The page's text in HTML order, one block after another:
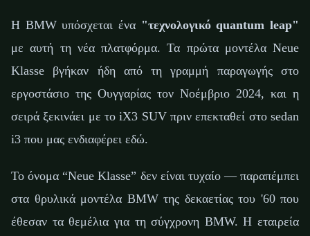
Η BMW υπόσχεται ένα "τεχνολογικό quantum leap"
με αυτή τη νέα πλατφόρμα. Τα πρώτα μοντέλα Neue
Klasse βγήκαν ήδη από τη γραμμή παραγωγής στο
εργοστάσιο της Ουγγαρίας τον Νοέμβριο 2024, και η
σειρά ξεκινάει με το iX3 SUV πριν επεκταθεί στο sedan
i3 που μας ενδιαφέρει εδώ.
Το όνομα “Neue Klasse” δεν είναι τυχαίο — παραπέμπει
στα θρυλικά μοντέλα BMW της δεκαετίας του '60 που
έθεσαν τα θεμέλια για τη σύγχρονη BMW. Η εταιρεία